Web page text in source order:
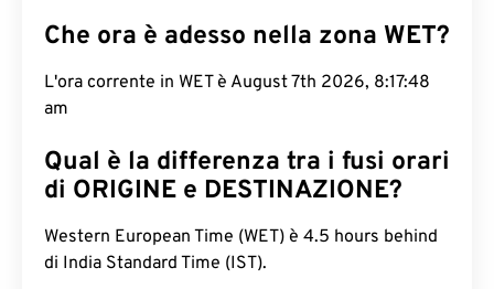
Che ora è adesso nella zona WET?
L'ora corrente in WET è August 7th 2026, 8:17:49
am
Qual è la differenza tra i fusi orari
di ORIGINE e DESTINAZIONE?
Western European Time (WET) è 4.5 hours behind
di India Standard Time (IST).